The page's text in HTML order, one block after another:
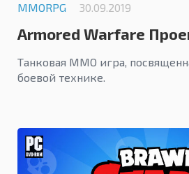
MMORPG 30.09.2019
Armored Warfare
Танковая MMO игра,
боевой технике.